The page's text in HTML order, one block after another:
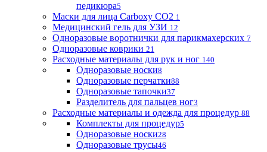
педикюра5
Маски для лица Carboxy CO2 1
Медицинский гель для УЗИ 12
Одноразовые воротнички для парикмахерских 7
Одноразовые коврики 21
Расходные материалы для рук и ног 140
Одноразовые носки8
Одноразовые перчатки88
Одноразовые тапочки37
Разделитель для пальцев ног3
Расходные материалы и одежда для процедур 88
Комплекты для процедур5
Одноразовые носки28
Одноразовые трусы46